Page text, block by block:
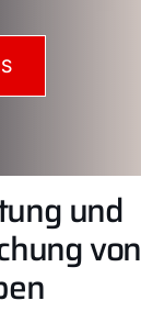
und
von